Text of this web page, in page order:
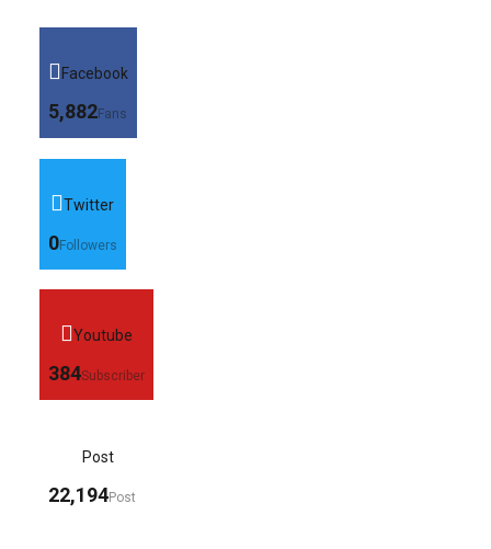
Facebook
5,882Fans
Twitter
0Followers
Youtube
384Subscriber
Post
22,194Post